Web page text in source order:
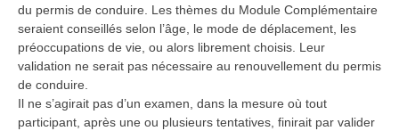
du permis de conduire. Les thèmes du Module Complémentaire
seraient conseillés selon l’âge, le mode de déplacement, les
préoccupations de vie, ou alors librement choisis. Leur
validation ne serait pas nécessaire au renouvellement du permis
de conduire.
Il ne s’agirait pas d’un examen, dans la mesure où tout
participant, après une ou plusieurs tentatives, finirait par valider